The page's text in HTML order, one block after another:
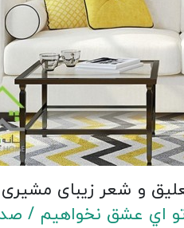
و شعر زیبای
اي عشق نخواهيم / صد